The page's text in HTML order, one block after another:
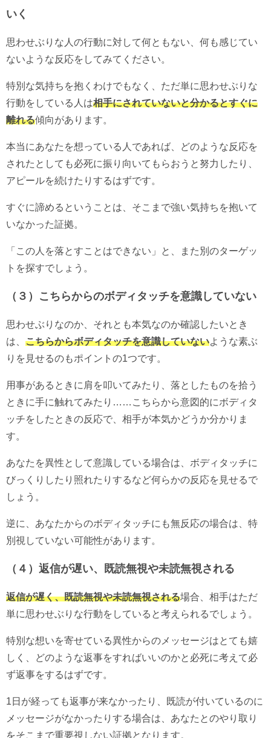
いく
思わせぶりな人の行動に対して何ともない、何も感じてい
ないような反応をしてみてください。
特別な気持ちを抱くわけでもなく、ただ単に思わせぶりな
行動をしている人は相手にされていないと分かるとすぐに
離れる傾向があります。
本当にあなたを想っている人であれば、どのような反応を
されたとしても必死に振り向いてもらおうと努力したり、
アピールを続けたりするはずです。
すぐに諦めるということは、そこまで強い気持ちを抱いて
いなかった証拠。
「この人を落とすことはできない」と、また別のターゲッ
トを探すでしょう。
（３）こちらからのボディタッチを意識していない
思わせぶりなのか、それとも本気なのか確認したいとき
は、 こちらからボディタッチを意識していない ような素ぶ
りを見せるのもポイントの1つです。
用事があるときに肩を叩いてみたり、落としたものを拾う
ときに手に触れてみたり……こちらから意図的にボディタ
ッチをしたときの反応で、相手が本気かどうか分かりま
す。
あなたを異性として意識している場合は、ボディタッチに
びっくりしたり照れたりするなど何らかの反応を見せるで
しょう。
逆に、あなたからのボディタッチにも無反応の場合は、特
別視していない可能性があります。
（４）返信が遅い、既読無視や未読無視される
返信が遅く、既読無視や未読無視される場合、相手はただ
単に思わせぶりな行動をしていると考えられるでしょう。
特別な想いを寄せている異性からのメッセージはとても嬉
しく、どのような返事をすればいいのかと必死に考えて必
ず返事をするはずです。
1日が経っても返事が来なかったり、既読が付いているのに
メッセージがなかったりする場合は、あなたとのやり取り
をそこまで重要視しない証拠となります。